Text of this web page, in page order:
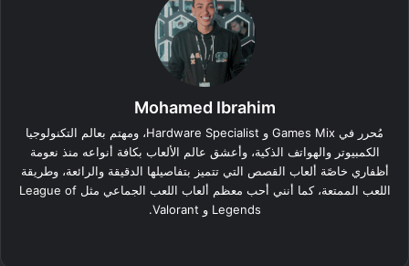
Mohamed Ibrahim
مُحرر في Games Mix و Hardware Specialist، ومهتم بعالم التكنولوجيا
الكمبيوتر والهواتف الذكية، وأعشق عالم الألعاب بكافة أنواعه منذ نعومة
أظفاري خاصًة ألعاب القصص التي تتميز بتفاصيلها الدقيقة والرائعة، وطريقة
اللعب الممتعة، كما أنني أحب معظم ألعاب اللعب الجماعي مثل League of
Legends و Valorant.